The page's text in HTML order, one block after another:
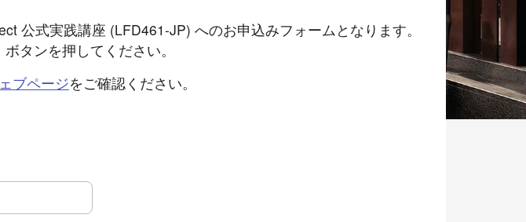
公式実践講座 (LFD461-JP) へのお申込みフォームとなります。
タンを押してください。
ブページをご確認ください。